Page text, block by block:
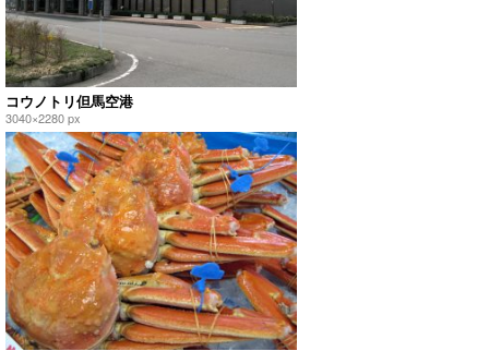
コウノトリ但馬空港
3040×2280 px